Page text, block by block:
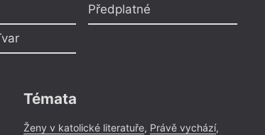
Předplatné
Témata
Ženy v katolické literatuře, Právě vychází,